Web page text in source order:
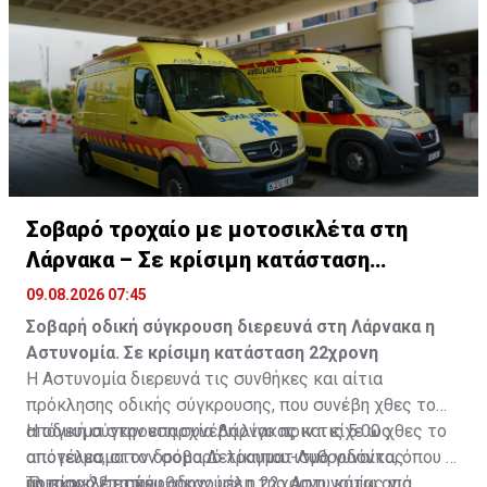
Σοβαρό τροχαίο με μοτοσικλέτα στη
Λάρνακα – Σε κρίσιμη κατάσταση
22χρονη
09.08.2026 07:45
Σοβαρή οδική σύγκρουση διερευνά στη Λάρνακα η
Αστυνομία. Σε κρίσιμη κατάσταση 22χρονη
Η Αστυνομία διερευνά τις συνθήκες και αίτια
πρόκλησης οδικής σύγκρουσης, που συνέβη χθες το
απόγευμα στην επαρχία Λάρνακας και είχε ως
αποτέλεσμα τον σοβαρό τραυματισμό γυναίκας
Η οδική σύγκρουση συνέβη λίγο πριν τις 5.00 χθες το
απόγευμα, στον δρόμο Δελίκηπου-Λυθροδόντα, όπου η